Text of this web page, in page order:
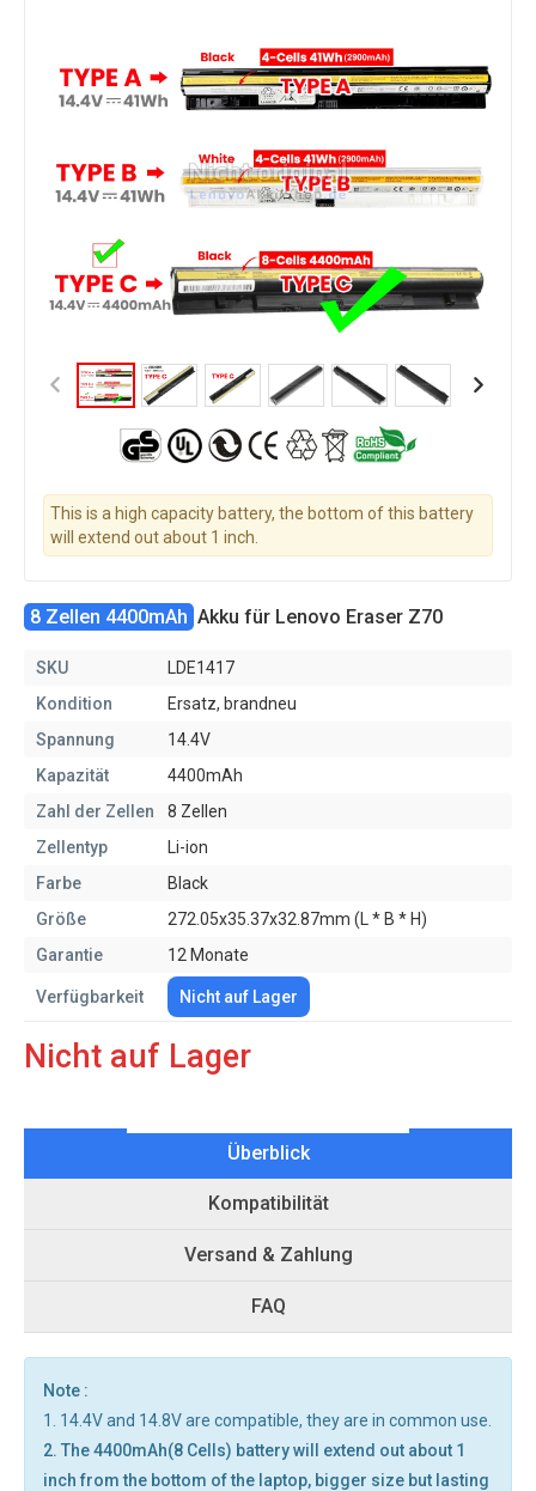
This is a high capacity battery, the bottom of this battery
will extend out about 1 inch.
8 Zellen 4400mAh Akku für Lenovo Eraser Z70
SKU
LDE1417
Kondition
Ersatz, brandneu
Spannung
14.4V
Kapazität
4400mAh
Zahl der Zellen
8 Zellen
Zellentyp
Li-ion
Farbe
Black
Größe
272.05x35.37x32.87mm (L * B * H)
Garantie
12 Monate
Verfügbarkeit Nicht auf Lager
Nicht auf Lager
Überblick
Kompatibilität
Versand & Zahlung
FAQ
Note :
1. 14.4V and 14.8V are compatible, they are in common use.
2. The 4400mAh(8 Cells) battery will extend out about 1
inch from the bottom of the laptop, bigger size but lasting